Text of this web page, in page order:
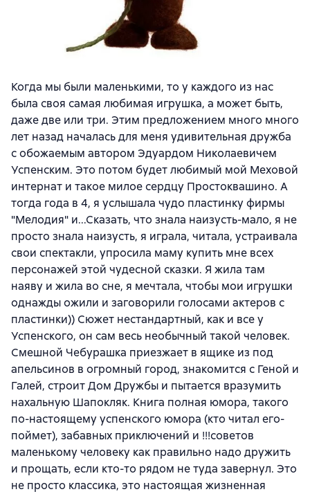
Когда мы были маленькими, то у каждого из нас
была своя самая любимая игрушка, а может быть,
даже две или три. Этим предложением много много
лет назад началась для меня удивительная дружба
с обожаемым автором Эдуардом Николаевичем
Успенским. Это потом будет любимый мой Меховой
интернат и такое милое сердцу Простоквашино. А
тогда года в 4, я услышала чудо пластинку фирмы
"Мелодия" и...Сказать, что знала наизусть-мало, я не
просто знала наизусть, я играла, читала, устраивала
свои спектакли, упросила маму купить мне всех
персонажей этой чудесной сказки. Я жила там
наяву и жила во сне, я мечтала, чтобы мои игрушки
однажды ожили и заговорили голосами актеров с
пластинки)) Сюжет нестандартный, как и все у
Успенского, он сам весь необычный такой человек.
Смешной Чебурашка приезжает в ящике из под
апельсинов в огромный город, знакомится с Геной и
Галей, строит Дом Дружбы и пытается вразумить
нахальную Шапокляк. Книга полная юмора, такого
по-настоящему успенского юмора (кто читал его-
поймет), забавных приключений и !!!советов
маленькому человеку как правильно надо дружить
и прощать, если кто-то рядом не туда завернул. Это
не просто классика, это настоящая жизненная